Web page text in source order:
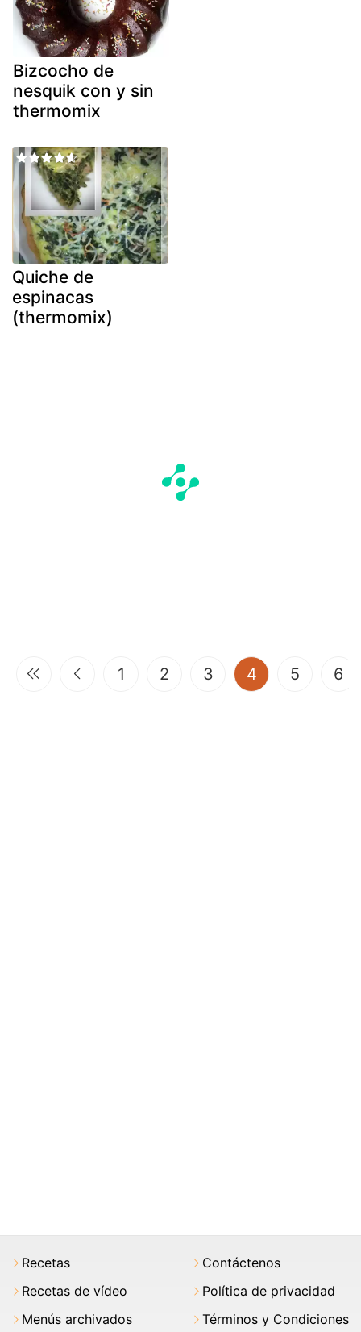
Bizcocho de
nesquik con y sin
thermomix
Quiche de
espinacas
(thermomix)
1 2 3 4(current)
5 6
Recetas
Recetas de vídeo
Menús archivados
Contáctenos
Política de privacidad
Términos y Condiciones